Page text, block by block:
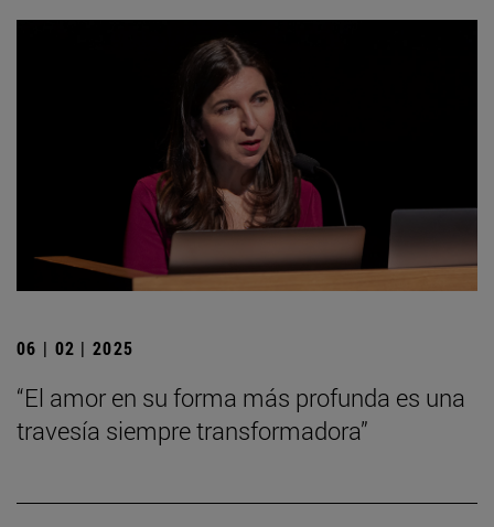
06 | 02 | 2025
“El amor en su forma más profunda es una
travesía siempre transformadora”